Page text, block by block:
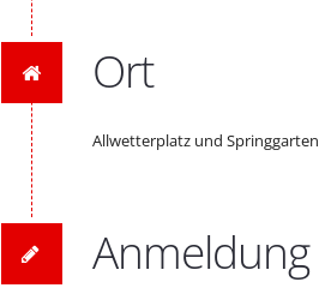
Ort
Allwetterplatz und Springgarten
Anmeldung